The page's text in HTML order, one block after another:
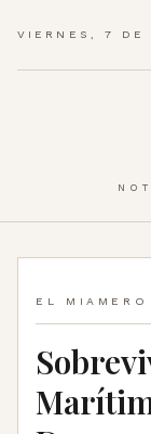
VIERNES, 7 DE
EL MIAMERO